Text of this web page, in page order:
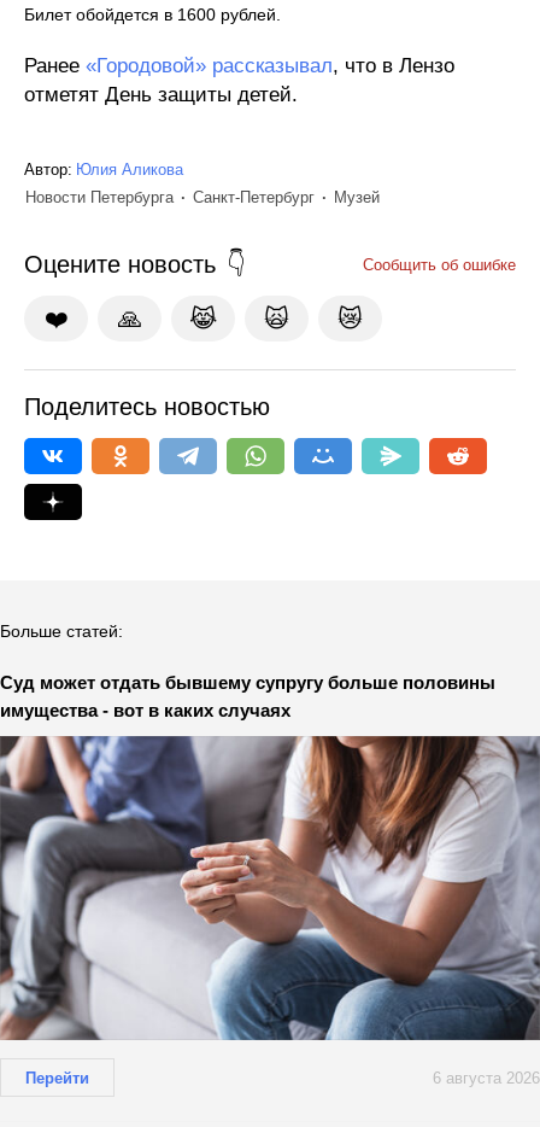
Билет обойдется в 1600 рублей.
Ранее «Городовой» рассказывал, что в Лензо
отметят День защиты детей.
Автор: Юлия Аликова
Новости Петербурга
Санкт-Петербург Музей
Оцените новость Сообщить об ошибке
❤️ 🙏 😹 🙀 😿
Поделитесь новостью
Больше статей:
Суд может отдать бывшему супругу больше половины
имущества - вот в каких случаях
Перейти 6 августа 2026